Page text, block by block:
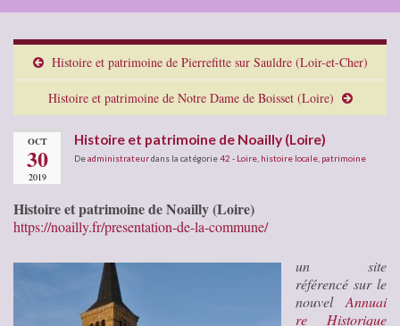
Histoire et patrimoine de Pierrefitte sur Sauldre (Loir-et-Cher)
Histoire et patrimoine de Notre Dame de Boisset (Loire)
OCT
30
2019
Histoire et patrimoine de Noailly (Loire)
Deadministrateurdans la catégorie42 - Loire histoire locale patrimoine
Histoire et patrimoine de Noailly (Loire)
https://noailly.fr/presentation-de-la-commune/
un site
référencé sur le
nouvel Annuai
re Historique